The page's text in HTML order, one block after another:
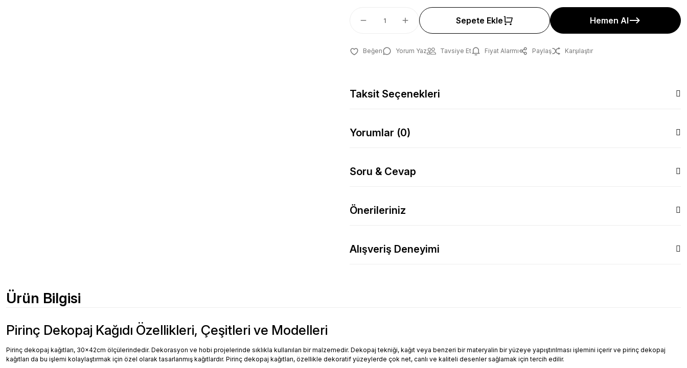
Sepete Ekle Hemen Al
Yorum Yaz Tavsiye Et Fiyat Alarmı Paylaş Karşılaştır
Taksit Seçenekleri
Yorumlar (0)
Soru & Cevap
Önerileriniz
Alışveriş Deneyimi
Ürün Bilgisi
Pirinç Dekopaj Kağıdı Özellikleri, Çeşitleri ve Modelleri
Pirinç dekopaj kağıtları, 30x42cm ölçülerindedir. Dekorasyon ve hobi projelerinde sıklıkla kullanılan bir malzemedir. Dekopaj tekniği, kağıt veya benzeri bir materyalin bir yüzeye yapıştırılması işlemini içerir ve pirinç dekopaj
kağıtları da bu işlemi kolaylaştırmak için özel olarak tasarlanmış kağıtlardır. Pirinç dekopaj kağıtları, özellikle dekoratif yüzeylerde çok net, canlı ve kaliteli desenler sağlamak için tercih edilir.